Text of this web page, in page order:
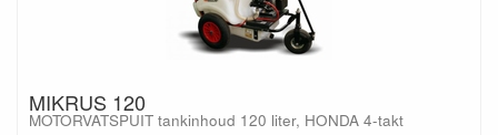
MIKRUS 120
MOTORVATSPUIT tankinhoud 120 liter, HONDA 4-takt